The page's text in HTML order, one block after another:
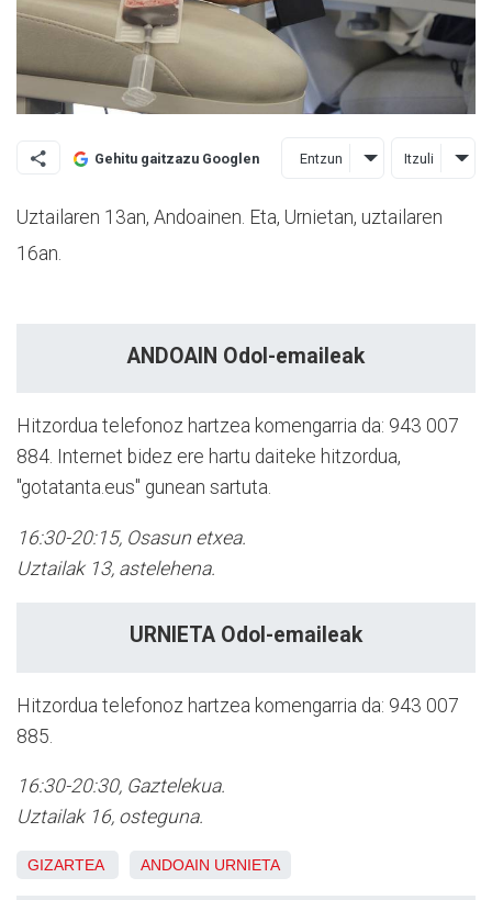
Gehitu gaitzazu Googlen Entzun Itzuli
Uztailaren 13an, Andoainen. Eta, Urnietan, uztailaren
16an.
ANDOAIN Odol-emaileak
Hitzordua telefonoz hartzea komengarria da: 943 007
884. Internet bidez ere hartu daiteke hitzordua,
"gotatanta.eus" gunean sartuta.
16:30-20:15, Osasun etxea.
Uztailak 13, astelehena.
URNIETA Odol-emaileak
Hitzordua telefonoz hartzea komengarria da: 943 007
885.
16:30-20:30, Gaztelekua.
Uztailak 16, osteguna.
GIZARTEA ANDOAIN URNIETA